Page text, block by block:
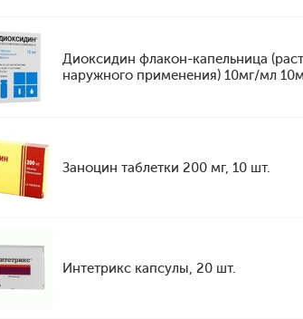
Диоксидин флакон-капельница
наружного применения) 10мг/мл
Заноцин таблетки 200 мг, 10 шт.
Интетрикс капсулы, 20 шт.